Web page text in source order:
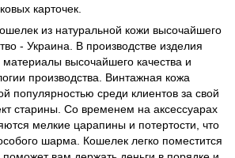
карточек.
из натуральной кожи высочайшего
- Украина. В производстве изделия
материалы высочайшего качества и
производства. Винтажная кожа
популярностью среди клиентов за свой
старины. Со временем на аксессуарах
мелкие царапины и потертости, что
шарма. Кошелек легко поместится